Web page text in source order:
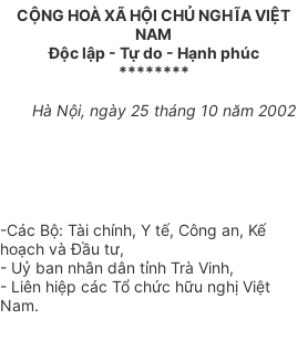
CỘNG HOÀ XÃ HỘI CHỦ NGHĨA VIỆT
NAM
Độc lập - Tự do - Hạnh phúc
********
Hà Nội, ngày 25 tháng 10 năm 2002
-Các Bộ: Tài chính, Y tế, Công an, Kế
hoạch và Đầu tư,
- Uỷ ban nhân dân tỉnh Trà Vinh,
- Liên hiệp các Tổ chức hữu nghị Việt
Nam.